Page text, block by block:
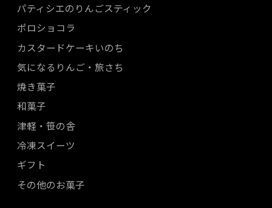
パティシエのりんごスティック
ポロショコラ
カスタードケーキいのち
気になるりんご・旅さち
焼き菓子
和菓子
津軽・笹の舎
冷凍スイーツ
ギフト
その他のお菓子